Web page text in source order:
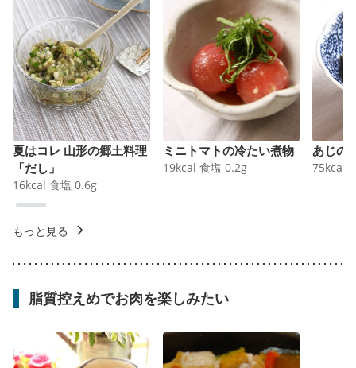
夏はコレ 山形の郷土料理
「だし」
16kcal 食塩 0.6g
ミニトマトの冷たい煮物
19kcal 食塩 0.2g
あじの
75kcal
もっと見る
脂質控えめでお肉を楽しみたい